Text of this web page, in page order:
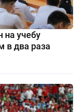
на учебу
в два раза